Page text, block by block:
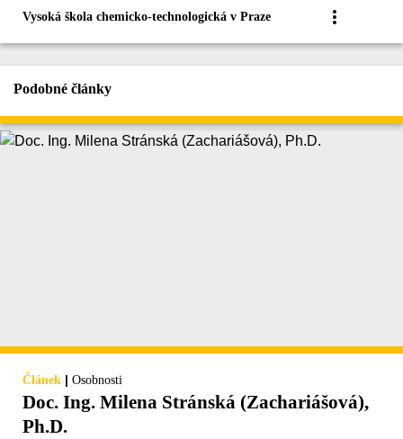
Vysoká škola chemicko-technologická v Praze
Podobné články
Článek | Osobnosti
Doc. Ing. Milena Stránská (Zachariášová),
Ph.D.